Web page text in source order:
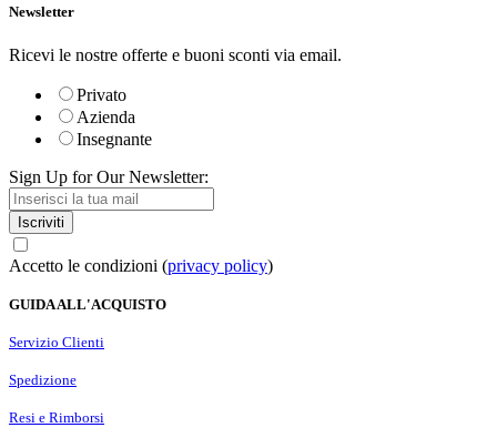
Newsletter
Ricevi le nostre offerte e buoni sconti via email.
Privato
Azienda
Insegnante
Sign Up for Our Newsletter:
Iscriviti
Accetto le condizioni (privacy policy)
GUIDA ALL'ACQUISTO
Servizio Clienti
Spedizione
Resi e Rimborsi